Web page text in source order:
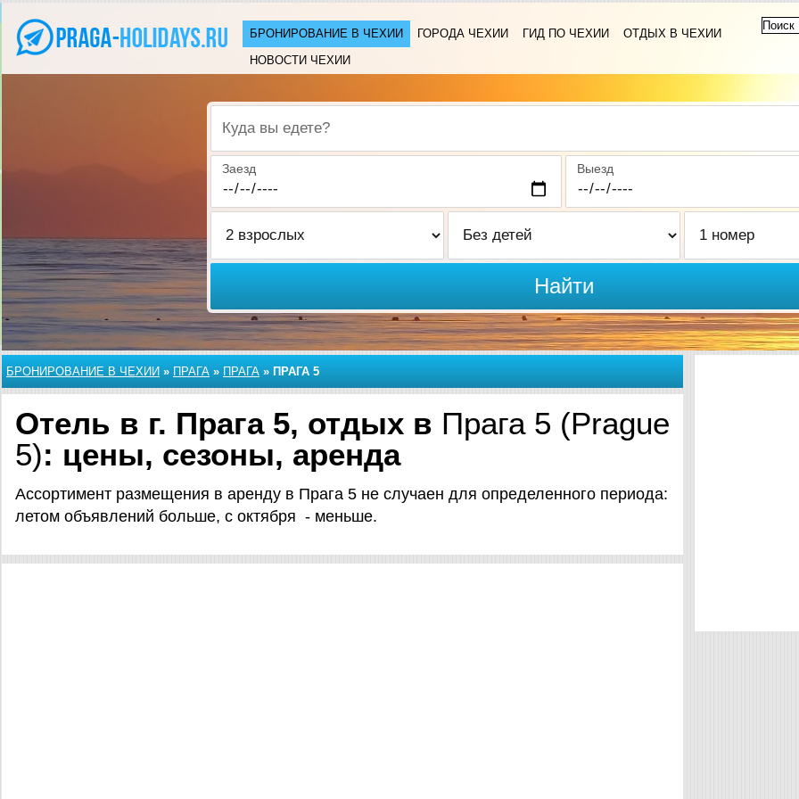
БРОНИРОВАНИЕ В ЧЕХИИ ГОРОДА ЧЕХИИ ГИД ПО ЧЕХИИ
ОТДЫХ В ЧЕХИИ
НОВОСТИ ЧЕХИИ
Куда вы едете?
Заезд Выезд
Найти
БРОНИРОВАНИЕ В ЧЕХИИ » ПРАГА » ПРАГА » ПРАГА 5
Отель в г. Прага 5, отдых в Прага 5 (Prague
5): цены, сезоны, аренда
Ассортимент размещения в аренду в Прага 5 не случаен для определенного периода:
летом объявлений больше, с октября - меньше.